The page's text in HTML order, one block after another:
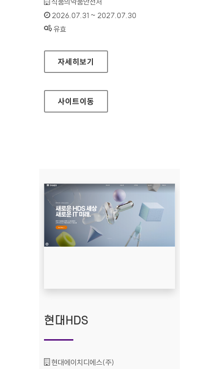
인증기간 :
2026.07.31 ~ 2027.07.30
상태 :
유효
식품안전나라
자세히보기
사이트이동
현대HDS
기관명 :
현대에이치디에스(주)